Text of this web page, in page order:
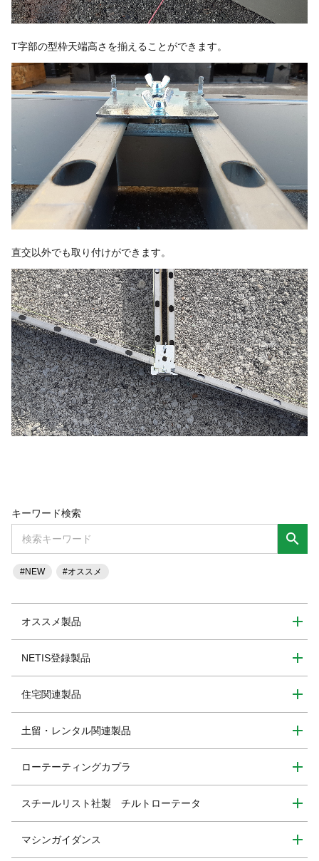
T字部の型枠天端高さを揃えることができます。
直交以外でも取り付けができます。
キーワード検索
search
#NEW #オススメ
オススメ製品
NETIS登録製品
住宅関連製品
土留・レンタル関連製品
ローテーティングカプラ
スチールリスト社製 チルトローテータ
マシンガイダンス